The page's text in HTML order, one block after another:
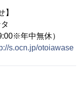
】
年中無休）
s.ocn.jp/otoiawase